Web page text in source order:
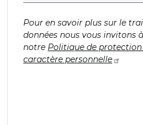
Pour en savoir plus sur le
données nous vous invitons
notre Politique de protection
caractère personnelle